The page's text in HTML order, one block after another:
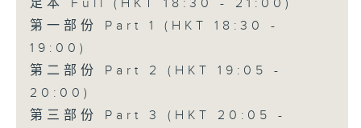
足本 Full (HKT 18:30 - 21:00)
第一部份 Part 1 (HKT 18:30 -
19:00)
第二部份 Part 2 (HKT 19:05 -
20:00)
第三部份 Part 3 (HKT 20:05 -